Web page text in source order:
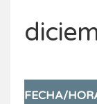
FECHA/